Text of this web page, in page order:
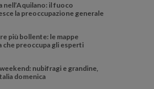
nell’Aquilano: il fuoco
la preoccupazione generale
più bollente: le mappe
che preoccupa gli esperti
nubifragi e grandine,
domenica